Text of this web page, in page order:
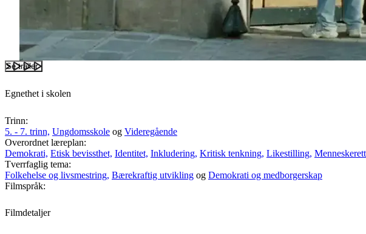
Se trailer
Egnethet i skolen
Trinn:
5. - 7. trinn, Ungdomsskole og Videregående
Overordnet læreplan:
Demokrati, Etisk bevissthet, Identitet, Inkludering, Kritisk tenkning, Likestilling,
Tverrfaglig tema:
Folkehelse og livsmestring, Bærekraftig utvikling og Demokrati og medborgerskap
Filmspråk:
Filmdetaljer